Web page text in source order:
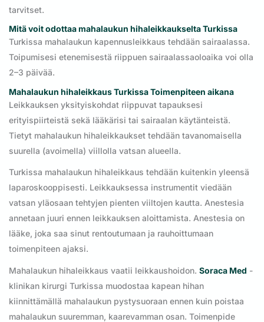
tarvitset.
Mitä voit odottaa mahalaukun hihaleikkaukselta Turkissa
Turkissa mahalaukun kapennusleikkaus tehdään sairaalassa.
Toipumisesi etenemisestä riippuen sairaalassaoloaika voi olla
2–3 päivää.
Mahalaukun hihaleikkaus TurkissaToimenpiteen aikana
Leikkauksen yksityiskohdat riippuvat tapauksesi
erityispiirteistä sekä lääkärisi tai sairaalan käytänteistä.
Tietyt mahalaukun hihaleikkaukset tehdään tavanomaisella
suurella (avoimella) viillolla vatsan alueella.
Turkissa mahalaukun hihaleikkaus tehdään kuitenkin yleensä
laparoskooppisesti. Leikkauksessa instrumentit viedään
vatsan yläosaan tehtyjen pienten viiltojen kautta. Anestesia
annetaan juuri ennen leikkauksen aloittamista. Anestesia on
lääke, joka saa sinut rentoutumaan ja rauhoittumaan
toimenpiteen ajaksi.
Mahalaukun hihaleikkaus vaatii leikkaushoidon. Soraca Med -
klinikan kirurgi Turkissa muodostaa kapean hihan
kiinnittämällä mahalaukun pystysuoraan ennen kuin poistaa
mahalaukun suuremman, kaarevamman osan. Toimenpide